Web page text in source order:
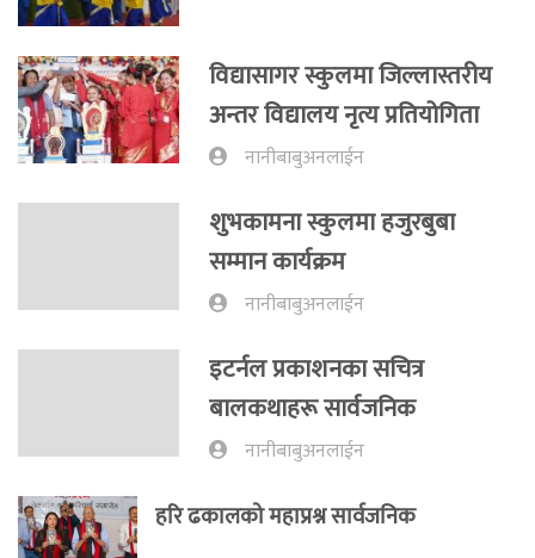
विद्यासागर स्कुलमा जिल्लास्तरीय
अन्तर विद्यालय नृत्य प्रतियोगिता
नानीबाबुअनलाईन
शुभकामना स्कुलमा हजुरबुबा
सम्मान कार्यक्रम
नानीबाबुअनलाईन
इटर्नल प्रकाशनका सचित्र
बालकथाहरू सार्वजनिक
नानीबाबुअनलाईन
हरि ढकालको महाप्रश्न सार्वजनिक